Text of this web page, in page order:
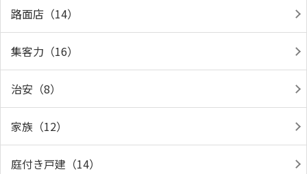
路面店（14）
集客力（16）
治安（8）
家族（12）
庭付き戸建（14）